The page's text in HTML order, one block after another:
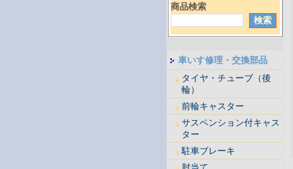
商品検索
車いす修理・交換部品
タイヤ・チューブ（後
輪）
前輪キャスター
サスペンション付キャス
ター
駐車ブレーキ